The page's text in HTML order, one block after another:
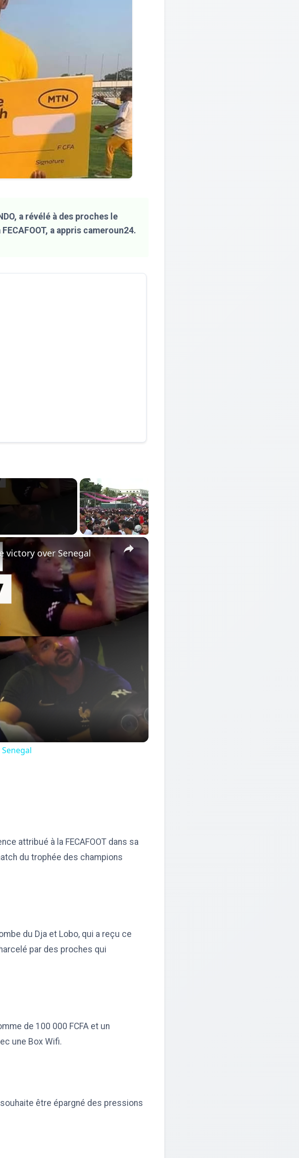
a révélé à des proches le
a appris cameroun24.
×
victory over Senegal
attribué à la FECAFOOT dans sa
du trophée des champions
du Dja et Lobo, qui a reçu ce
par des proches qui
de 100 000 FCFA et un
une Box Wifi.
être épargné des pressions